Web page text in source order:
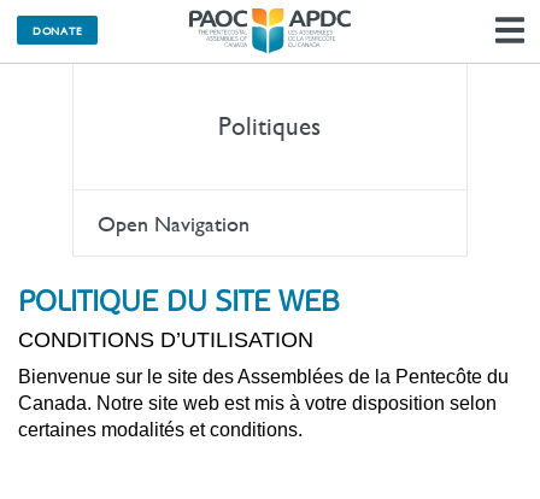
DONATE
Politiques
Open Navigation
POLITIQUE DU SITE WEB
CONDITIONS D’UTILISATION
Bienvenue sur le site des Assemblées de la Pentecôte du
Canada. Notre site web est mis à votre disposition selon
certaines modalités et conditions.